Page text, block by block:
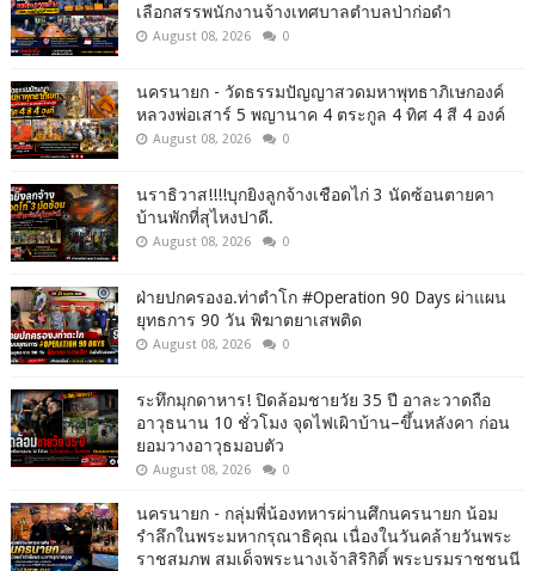
เลือกสรรพนักงานจ้างเทศบาลตำบลป่าก่อดำ
August 08, 2026 0
นครนายก - วัดธรรมปัญญาสวดมหาพุทธาภิเษกองค์
หลวงพ่อเสาร์ 5 พญานาค 4 ตระกูล 4 ทิศ 4 สี 4 องค์
August 08, 2026 0
นราธิวาส!!!!บุกยิงลูกจ้างเชือดไก่ 3 นัดซ้อนตายคา
บ้านพักที่สุไหงปาดี.
August 08, 2026 0
ฝ่ายปกครองอ.ท่าตำโก #Operation 90 Days ผ่าแผน
ยุทธการ 90 วัน พิฆาตยาเสพติด
August 08, 2026 0
ระทึกมุกดาหาร! ปิดล้อมชายวัย 35 ปี อาละวาดถือ
อาวุธนาน 10 ชั่วโมง จุดไฟเผิาบ้าน–ขึ้นหลังคา ก่อน
ยอมวางอาวุธมอบตัว
August 08, 2026 0
นครนายก - กลุ่มพี่น้องทหารผ่านศึกนครนายก น้อม
รำลึกในพระมหากรุณาธิคุณ เนื่องในวันคล้ายวันพระ
ราชสมภพ สมเด็จพระนางเจ้าสิริกิติ์ พระบรมราชชนนี